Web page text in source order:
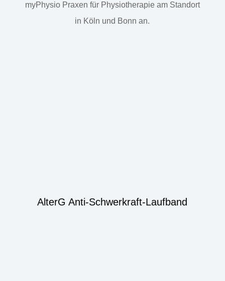
myPhysio Praxen für Physiotherapie am Standort
in Köln und Bonn an.
AlterG Anti-Schwerkraft-Laufband